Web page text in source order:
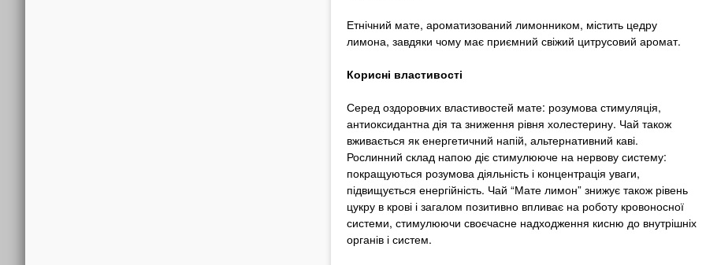
Етнічний мате, ароматизований лимонником, містить цедру
лимона, завдяки чому має приємний свіжий цитрусовий аромат.
Корисні властивості
Серед оздоровчих властивостей мате: розумова стимуляція,
антиоксидантна дія та зниження рівня холестерину. Чай також
вживається як енергетичний напій, альтернативний каві.
Рослинний склад напою діє стимулююче на нервову систему:
покращуються розумова діяльність і концентрація уваги,
підвищується енергійність. Чай “Мате лимон” знижує також рівень
цукру в крові і загалом позитивно впливає на роботу кровоносної
системи, стимулюючи своєчасне надходження кисню до внутрішніх
органів і систем.